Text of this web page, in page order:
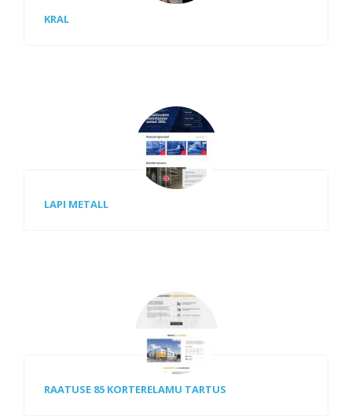
KRAL
LAPI METALL
RAATUSE 85 KORTERELAMU TARTUS